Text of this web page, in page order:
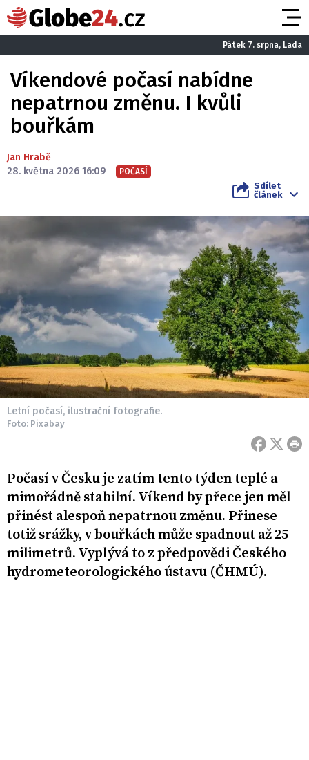
Pátek 7. srpna, Lada
Víkendové počasí nabídne
nepatrnou změnu. I kvůli
bouřkám
Jan Hrabě
28. května 2026 16:09
POČASÍ
Sdílet
článek
Letní počasí, ilustrační fotografie.
Foto: Pixabay
Počasí v Česku je zatím tento týden teplé a
mimořádně stabilní. Víkend by přece jen měl
přinést alespoň nepatrnou změnu. Přinese
totiž srážky, v bouřkách může spadnout až 25
milimetrů. Vyplývá to z předpovědi Českého
hydrometeorologického ústavu (ČHMÚ).